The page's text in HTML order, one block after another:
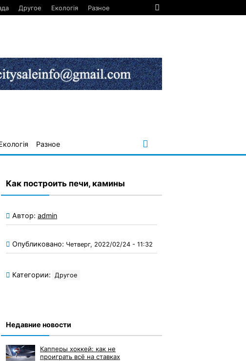
Другое Екологія Разное
Разное
Как построить печи, камины
Автор: admin
Опубликовано: Четверг, 2022/02/24 - 11:32
Категории: Другое
Недавние новости
Капперы хоккей: как не
проиграть всё на ставках